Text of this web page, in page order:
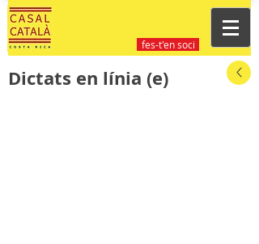
fes-t'en soci
Dictats en línia (e)